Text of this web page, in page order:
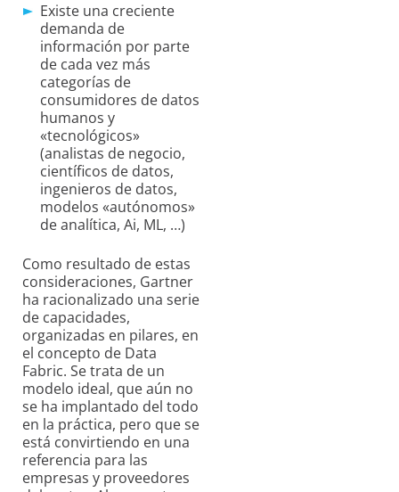
Existe una creciente
demanda de
información por parte
de cada vez más
categorías de
consumidores de datos
humanos y
«tecnológicos»
(analistas de negocio,
científicos de datos,
ingenieros de datos,
modelos «autónomos»
de analítica, Ai, ML, …)
Como resultado de estas
consideraciones, Gartner
ha racionalizado una serie
de capacidades,
organizadas en pilares, en
el concepto de Data
Fabric. Se trata de un
modelo ideal, que aún no
se ha implantado del todo
en la práctica, pero que se
está convirtiendo en una
referencia para las
empresas y proveedores